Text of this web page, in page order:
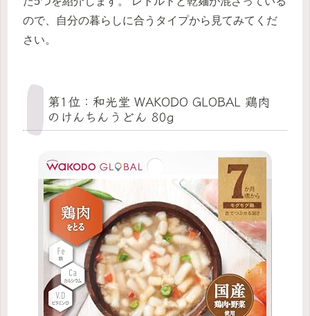
ので、自分の暮らしに合うタイプから見てみてくだ
さい。
第1位：和光堂 WAKODO GLOBAL 鶏肉
のけんちんうどん 80g